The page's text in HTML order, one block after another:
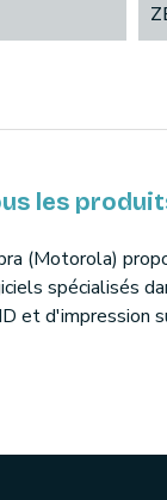
les
(Motorola)
spécialisés
et d'impression